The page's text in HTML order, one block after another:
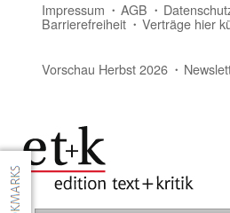
Impressum AGB
Barrierefreiheit Verträge hier
Vorschau Herbst 2026